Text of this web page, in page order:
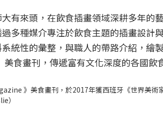
有來頭，在飲食插畫領域深耕多年
多種媒介專注於飲食主題的插畫設計
統性的彙整，與職人的帶路介紹，繪
美食畫刊，傳遞富有文化深度的各國飲
》美食畫刊，於2017年獲西班牙《世界美
）